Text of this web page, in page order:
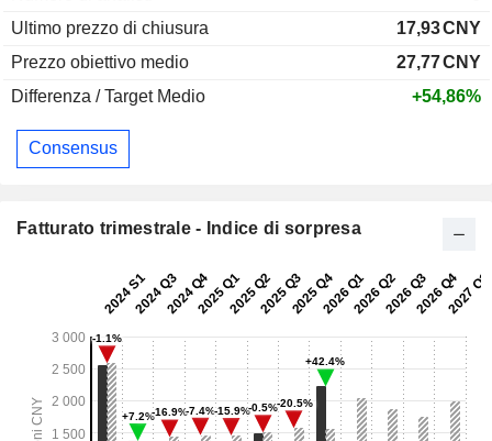
Ultimo prezzo di chiusura
17,93CNY
Prezzo obiettivo medio
27,77CNY
Differenza / Target Medio
+54,86%
Consensus
Fatturato trimestrale - Indice di sorpresa